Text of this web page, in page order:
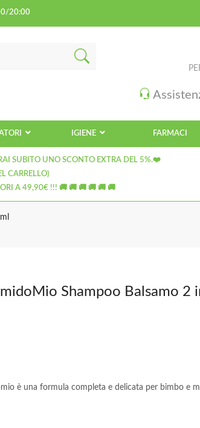
20:00
IGIENE FARMACI
SUBITO UNO SCONTO EXTRA DEL 5%.❤️
CARRELLO)
A 49,90€ !!! 🚚 🚚 🚚 🚚 🚚 🚚
Shampoo Balsamo 2
è una formula completa e delicata per bimbo e